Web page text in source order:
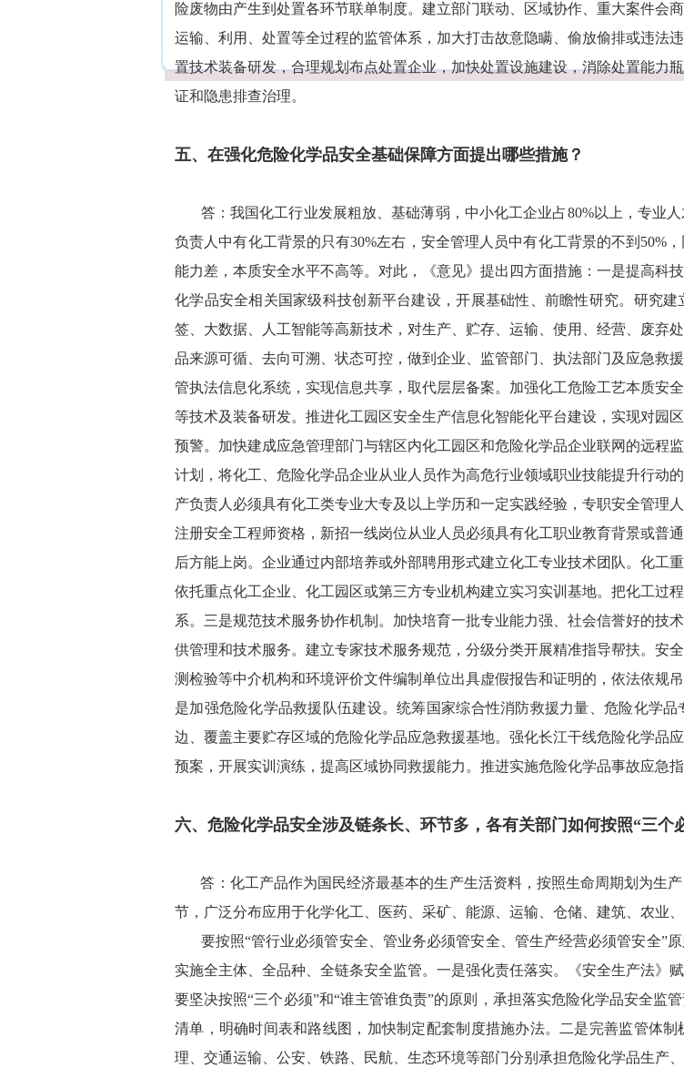
险废物由产生到处置各环节联单制度。建立部门联动、区域协作、重大案件会
运输、利用、处置等全过程的监管体系，加大打击故意隐瞒、偷放偷排或违法
置技术装备研发，合理规划布点处置企业，加快处置设施建设，消除处置能力
证和隐患排查治理。
五、在强化危险化学品安全基础保障方面提出哪些措施？
答：我国化工行业发展粗放、基础薄弱，中小化工企业占80%以上，专业
负责人中有化工背景的只有30%左右，安全管理人员中有化工背景的不到50%
能力差，本质安全水平不高等。对此，《意见》提出四方面措施：一是提高科
化学品安全相关国家级科技创新平台建设，开展基础性、前瞻性研究。研究
签、大数据、人工智能等高新技术，对生产、贮存、运输、使用、经营、废弃
品来源可循、去向可溯、状态可控，做到企业、监管部门、执法部门及应急救
管执法信息化系统，实现信息共享，取代层层备案。加强化工危险工艺本质安
等技术及装备研发。推进化工园区安全生产信息化智能化平台建设，实现对园
预警。加快建成应急管理部门与辖区内化工园区和危险化学品企业联网的远程
计划，将化工、危险化学品企业从业人员作为高危行业领域职业技能提升行动
产负责人必须具有化工类专业大专及以上学历和一定实践经验，专职安全管理
注册安全工程师资格，新招一线岗位从业人员必须具有化工职业教育背景或普
后方能上岗。企业通过内部培养或外部聘用形式建立化工专业技术团队。化工
依托重点化工企业、化工园区或第三方专业机构建立实习实训基地。把化工过
系。三是规范技术服务协作机制。加快培育一批专业能力强、社会信誉好的技
供管理和技术服务。建立专家技术服务规范，分级分类开展精准指导帮扶。安
测检验等中介机构和环境评价文件编制单位出具虚假报告和证明的，依法依规
是加强危险化学品救援队伍建设。统筹国家综合性消防救援力量、危险化学
边、覆盖主要贮存区域的危险化学品应急救援基地。强化长江干线危险化学品
预案，开展实训演练，提高区域协同救援能力。推进实施危险化学品事故应急
六、危险化学品安全涉及链条长、环节多，各有关部门如何按照“三个
答：化工产品作为国民经济最基本的生产生活资料，按照生命周期划为生
节，广泛分布应用于化学化工、医药、采矿、能源、运输、仓储、建筑、农业
要按照“管行业必须管安全、管业务必须管安全、管生产经营必须管安全”
实施全主体、全品种、全链条安全监管。一是强化责任落实。《安全生产法》
要坚决按照“三个必须”和“谁主管谁负责”的原则，承担落实危险化学品安全监
清单，明确时间表和路线图，加快制定配套制度措施办法。二是完善监管体
理、交通运输、公安、铁路、民航、生态环境等部门分别承担危险化学品生产